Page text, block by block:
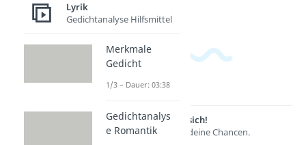
Lernen lohnt sich!
Entdecke hier deine Chancen.
Lyrik
Gedichtanalyse Hilfsmittel
Merkmale
Gedicht
1/3 – Dauer: 03:38
Gedichtanalys
e Romantik